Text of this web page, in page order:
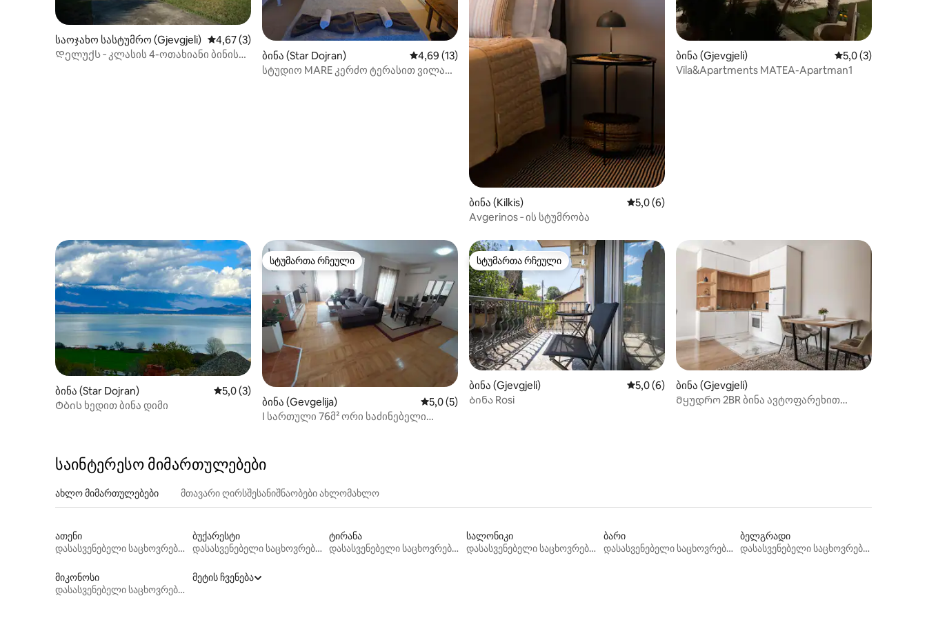
საოჯახო სასტუმრო (Gjevgjeli) საშუალო შეფასებაა 5‑დან 4,67, 3 მიმოხილვა
4,67 (3)
Დელუქს ‑ კლასის 4-ოთახიანი ბინის
ბინა (Star Dojran) საშუალო შეფასებაა 5‑დან 4,69, 13 მიმოხილვა
4,69 (13)
სტუდიო MARE კერძო ტერასით ვილა
ბინა (Kilkis) საშუალო შეფასებაა 5‑დან 5,0, 6 მიმოხილვა
5,0 (6)
Αvgerinos ‑ ის სტუმრობა
ბინა (Gjevgjeli) საშუალო
5,0 (3)
Vila&Apartments MATEA-Apartman1
ბინა (Star Dojran) საშუალო შეფასებაა 5‑დან 5,0, 3 მიმოხილვა
5,0 (3)
Ტბის ხედით ბინა დიმი
სტუმართა რჩეული
სტუმართა რჩეული
ბინა (Gevgelija) საშუალო შეფასებაა 5‑დან 5,0, 5 მიმოხილვა
5,0 (5)
I სართული 76მ² ორი საძინებელი
სტუმართა რჩეული
სტუმართა რჩეული
ბინა (Gjevgjeli) საშუალო შეფასებაა 5‑დან 5,0, 6 მიმოხილვა
5,0 (6)
Ბინა Rosi
ბინა (Gjevgjeli)
Მყუდრო 2BR ბინა ავტოფარეხით
საინტერესო მიმართულებები
ახლო მიმართულებები მთავარი ღირსშესანიშნაობები ახლომახლო
ათენი
დასასვენებელი საცხოვრებლები
ბუქარესტი
დასასვენებელი საცხოვრებლები
ტირანა
დასასვენებელი საცხოვრებლები
სალონიკი
დასასვენებელი საცხოვრებლები
ბარი
დასასვენებელი საცხოვრებლები
ბელგრადი
დასასვენებელი საცხოვრებლები
მიკონოსი
დასასვენებელი საცხოვრებლები
მეტის ჩვენება